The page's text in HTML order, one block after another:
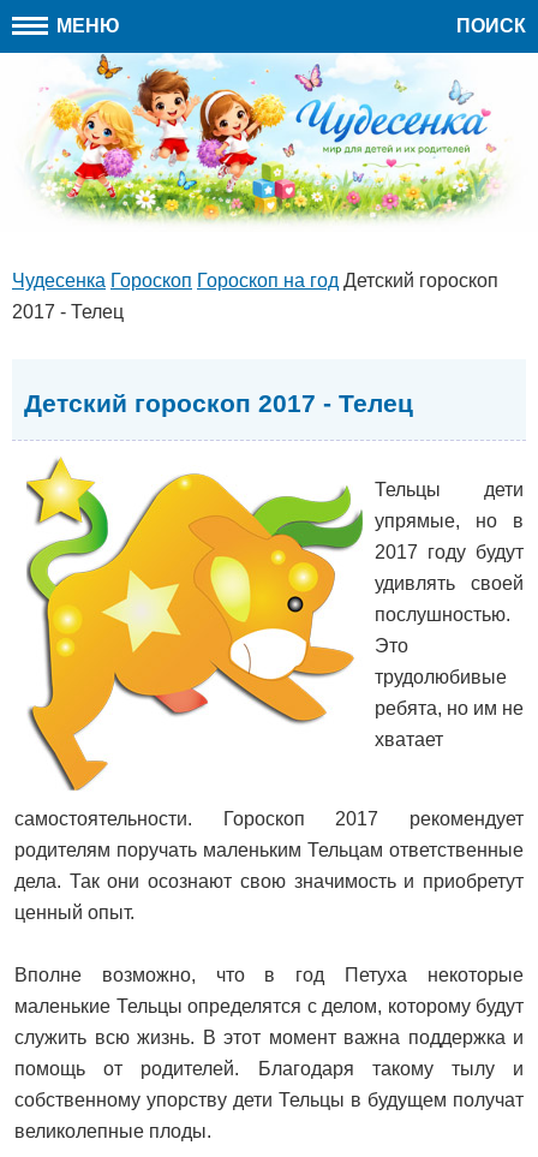
МЕНЮ ПОИСК
Чудесенка Гороскоп Гороскоп на год Детский гороскоп
2017 - Телец
Детский гороскоп 2017 - Телец
Тельцы дети
упрямые, но в
2017 году будут
удивлять своей
послушностью.
Это
трудолюбивые
ребята, но им не
хватает
самостоятельности. Гороскоп 2017 рекомендует
родителям поручать маленьким Тельцам ответственные
дела. Так они осознают свою значимость и приобретут
ценный опыт.
Вполне возможно, что в год Петуха некоторые
маленькие Тельцы определятся с делом, которому будут
служить всю жизнь. В этот момент важна поддержка и
помощь от родителей. Благодаря такому тылу и
собственному упорству дети Тельцы в будущем получат
великолепные плоды.